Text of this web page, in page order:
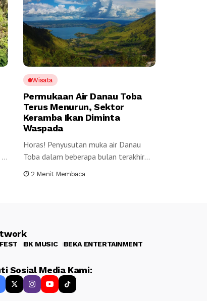
Wisata
Permukaan Air Danau Toba
Terus Menurun, Sektor
Keramba Ikan Diminta
Waspada
Horas! Penyusutan muka air Danau
Toba dalam beberapa bulan terakhir
menjadi perhatian...
2 Menit Membaca
BK MUSIC BEKA ENTERTAINMENT
Sosial Media Kami: